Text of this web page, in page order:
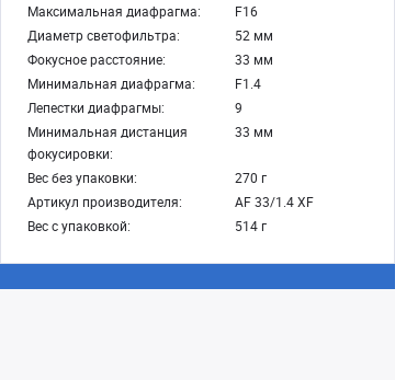
Максимальная диафрагма:
F16
Диаметр светофильтра:
52 мм
Фокусное расстояние:
33 мм
Минимальная диафрагма:
F1.4
Лепестки диафрагмы:
9
Минимальная дистанция
фокусировки:
33 мм
Вес без упаковки:
270 г
Артикул производителя:
AF 33/1.4 XF
Вес с упаковкой:
514 г